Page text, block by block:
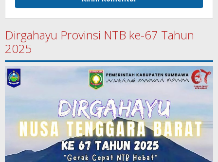
Dirgahayu Provinsi NTB ke-67 Tahun
2025